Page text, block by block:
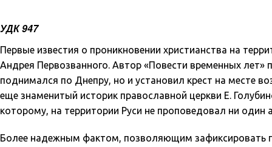
УДК 947
Первые известия о проникновении христианства на
Андрея Первозванного. Автор «Повести временных
поднимался по Днепру, но и установил крест на месте
еще знаменитый историк православной церкви Е.
которому, на территории Руси не проповедовал ни один
Более надежным фактом, позволяющим зафиксировать